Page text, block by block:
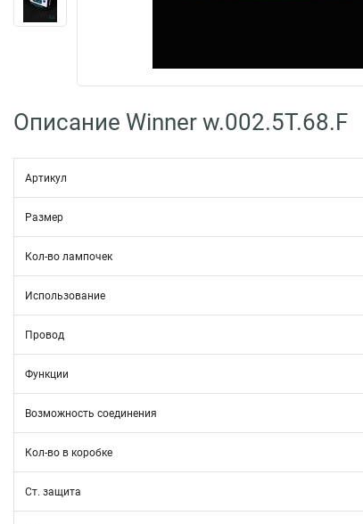
Описание Winner w.002.5Т.68.F
Артикул
Размер
Кол-во лампочек
Использование
Провод
Функции
Возможность соединения
Кол-во в коробке
Ст. защита